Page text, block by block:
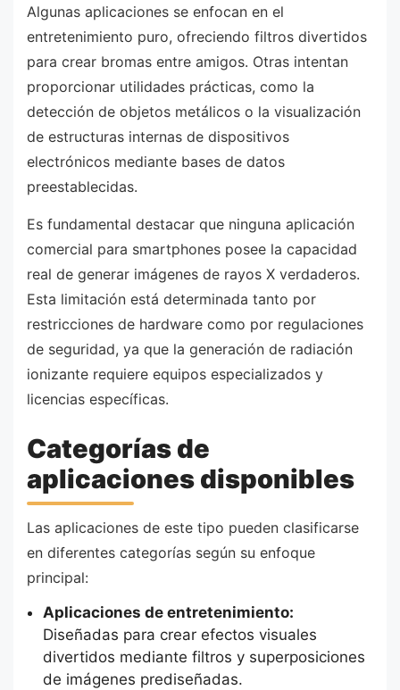
Algunas aplicaciones se enfocan en el
entretenimiento puro, ofreciendo filtros divertidos
para crear bromas entre amigos. Otras intentan
proporcionar utilidades prácticas, como la
detección de objetos metálicos o la visualización
de estructuras internas de dispositivos
electrónicos mediante bases de datos
preestablecidas.
Es fundamental destacar que ninguna aplicación
comercial para smartphones posee la capacidad
real de generar imágenes de rayos X verdaderos.
Esta limitación está determinada tanto por
restricciones de hardware como por regulaciones
de seguridad, ya que la generación de radiación
ionizante requiere equipos especializados y
licencias específicas.
Categorías de
aplicaciones disponibles
Las aplicaciones de este tipo pueden clasificarse
en diferentes categorías según su enfoque
principal:
Aplicaciones de entretenimiento:
Diseñadas para crear efectos visuales
divertidos mediante filtros y superposiciones
de imágenes prediseñadas.